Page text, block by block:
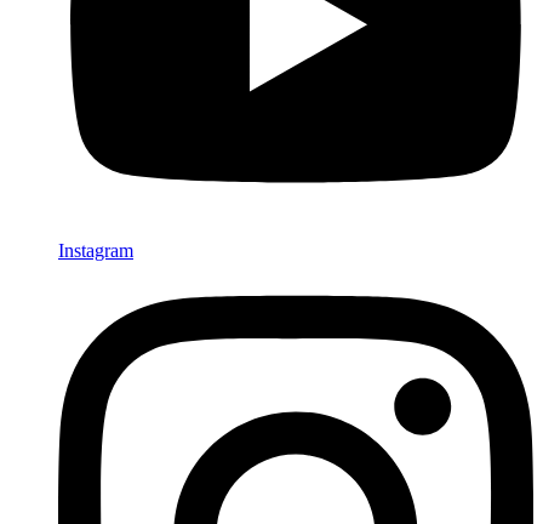
Instagram